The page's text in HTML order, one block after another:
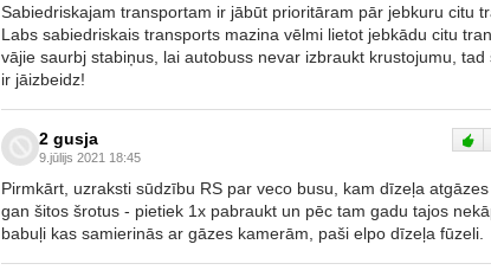
Sabiedriskajam transportam ir jābūt prioritāram pār jebkuru citu
Labs sabiedriskais transports mazina vēlmi lietot jebkādu citu
vājie saurbj stabiņus, lai autobuss nevar izbraukt krustojumu, tad
ir jāizbeidz!
2 gusja
9.jūlijs 2021 18:45
Pirmkārt, uzraksti sūdzību RS par veco busu, kam dīzeļa
gan šitos šrotus - pietiek 1x pabraukt un pēc tam gadu tajos
babuļi kas samierinās ar gāzes kamerām, paši elpo dīzeļa fūzeli.